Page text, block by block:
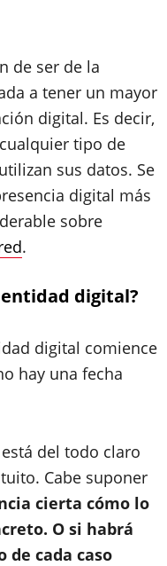
de ser de la
a tener un mayor
digital. Es decir,
tipo de
sus datos. Se
digital más
sobre
.
digital?
digital comience
hay una fecha
del todo claro
Cabe suponer
cierta cómo lo
O si habrá
de cada caso